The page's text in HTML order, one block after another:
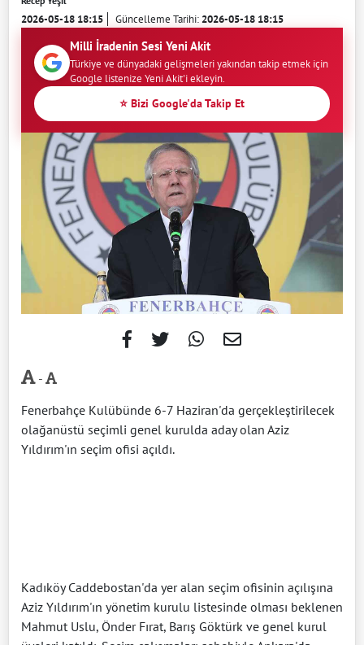
2026-05-18 18:15 Güncelleme Tarihi:2026-05-18 18:15
Milli İradenin Sesi Yeni Akit
Türkiye ve dünyadaki gelişmeleri yakından takip etmek için
Google listenize Yeni Akit'i ekleyin.
⭐ Bizi Google'da Takip Et
-
Fenerbahçe Kulübünde 6-7 Haziran'da gerçekleştirilecek
olağanüstü seçimli genel kurulda aday olan Aziz
Yıldırım'ın seçim ofisi açıldı.
Kadıköy Caddebostan'da yer alan seçim ofisinin açılışına
Aziz Yıldırım'ın yönetim kurulu listesinde olması beklenen
Mahmut Uslu, Önder Fırat, Barış Göktürk ve genel kurul